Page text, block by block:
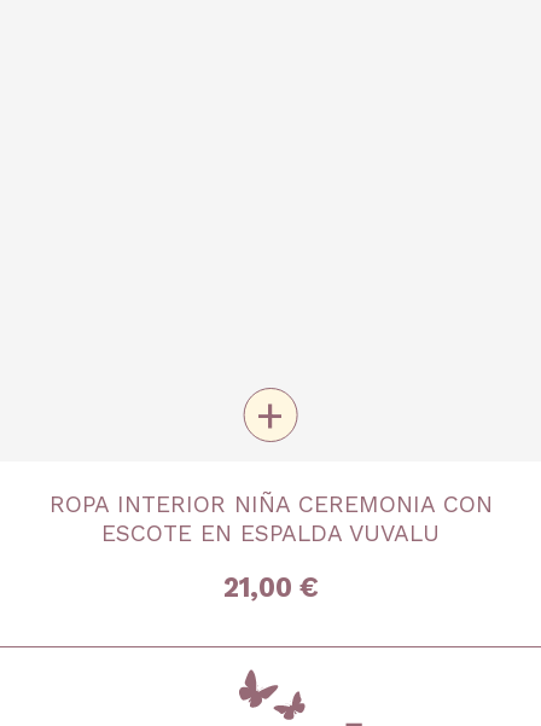
4 años 6 años 8 años 10 años
12 años
+
ROPA INTERIOR NIÑA CEREMONIA CON
ESCOTE EN ESPALDA VUVALU
21,00 €